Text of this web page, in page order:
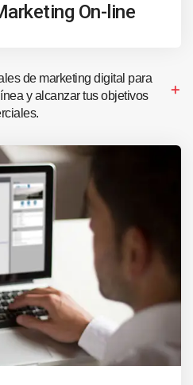
On-line
de marketing digital para
y alcanzar tus objetivos